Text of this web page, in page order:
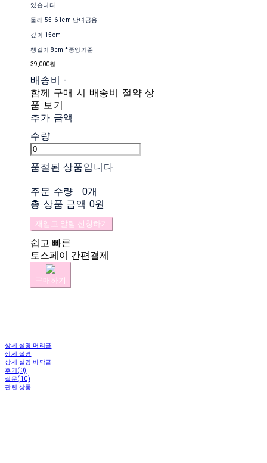
있습니다.
둘레 55-61cm 남녀공용
깊이 15cm
챙길이 8cm *중앙기준
39,000원
배송비 -
함께 구매 시 배송비 절약 상
품 보기
추가 금액
수량
품절된 상품입니다.
주문 수량
0개
총 상품 금액 0원
재입고 알림 신청하기
쉽고 빠른
토스페이 간편결제
구매하기
상세 설명 머리글
상세 설명
상세 설명 바닥글
후기(0)
질문(10)
관련 상품